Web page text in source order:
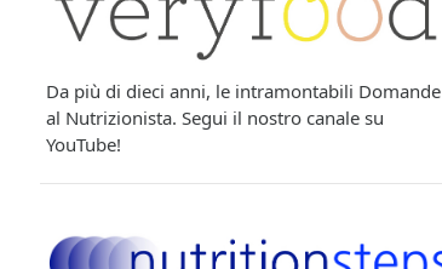
Da più di dieci anni, le intramontabili Domande
al Nutrizionista. Segui il nostro canale su
YouTube!